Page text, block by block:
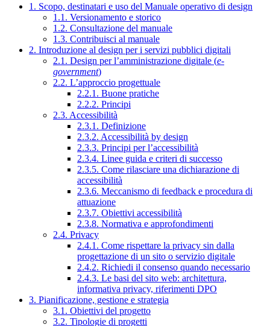
1. Scopo, destinatari e uso del Manuale operativo di design
1.1. Versionamento e storico
1.2. Consultazione del manuale
1.3. Contribuisci al manuale
2. Introduzione al design per i servizi pubblici digitali
2.1. Design per l’amministrazione digitale (e-
government)
2.2. L’approccio progettuale
2.2.1. Buone pratiche
2.2.2. Principi
2.3. Accessibilità
2.3.1. Definizione
2.3.2. Accessibilità by design
2.3.3. Principi per l’accessibilità
2.3.4. Linee guida e criteri di successo
2.3.5. Come rilasciare una dichiarazione di
accessibilità
2.3.6. Meccanismo di feedback e procedura di
attuazione
2.3.7. Obiettivi accessibilità
2.3.8. Normativa e approfondimenti
2.4. Privacy
2.4.1. Come rispettare la privacy sin dalla
progettazione di un sito o servizio digitale
2.4.2. Richiedi il consenso quando necessario
2.4.3. Le basi del sito web: architettura,
informativa privacy, riferimenti DPO
3. Pianificazione, gestione e strategia
3.1. Obiettivi del progetto
3.2. Tipologie di progetti